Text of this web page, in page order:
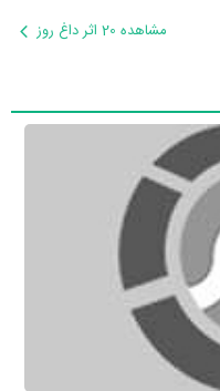
مشاهده 20 اثر داغ روز